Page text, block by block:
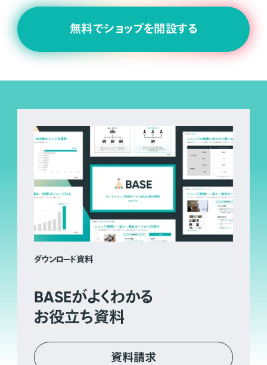
無料でショップを開設する
ダウンロード資料
BASEがよくわかる
お役立ち資料
資料請求